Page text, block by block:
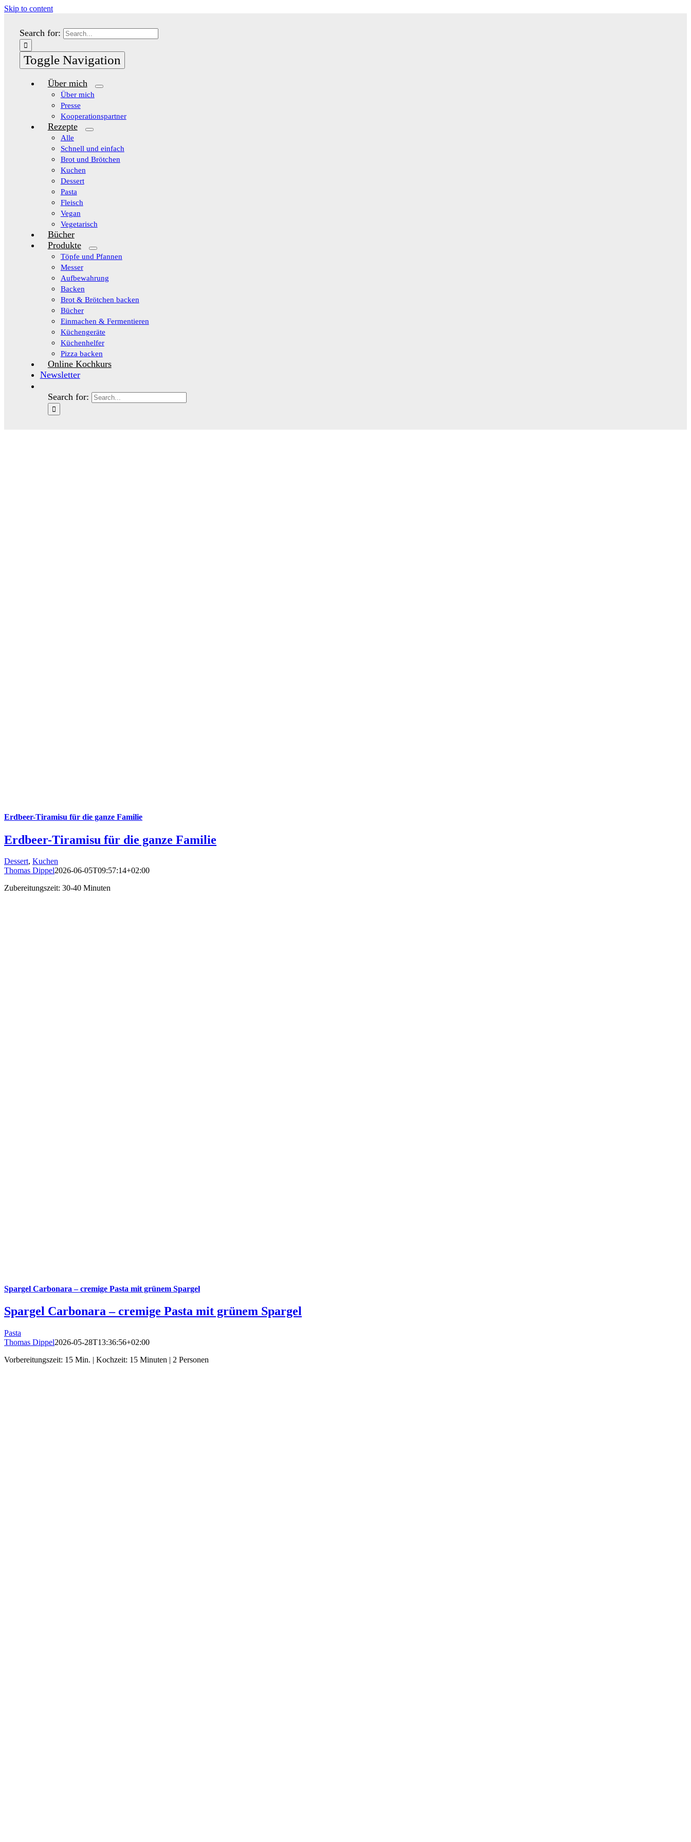
Skip to content
Search for:
Toggle Navigation
Über mich
Über mich
Presse
Kooperationspartner
Rezepte
Alle
Schnell und einfach
Brot und Brötchen
Kuchen
Dessert
Pasta
Fleisch
Vegan
Vegetarisch
Bücher
Produkte
Töpfe und Pfannen
Messer
Aufbewahrung
Backen
Brot & Brötchen backen
Bücher
Einmachen & Fermentieren
Küchengeräte
Küchenhelfer
Pizza backen
Online Kochkurs
Newsletter
Search for:
Erdbeer-Tiramisu für die ganze Familie
Erdbeer-Tiramisu für die ganze Familie
Dessert, Kuchen
Thomas Dippel2026-06-05T09:57:14+02:00
Zubereitungszeit: 30-40 Minuten
Spargel Carbonara – cremige Pasta mit grünem Spargel
Spargel Carbonara – cremige Pasta mit grünem Spargel
Pasta
Thomas Dippel2026-05-28T13:36:56+02:00
Vorbereitungszeit: 15 Min. | Kochzeit: 15 Minuten | 2 Personen